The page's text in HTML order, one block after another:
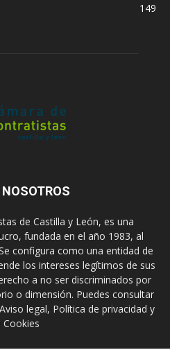
149
NOSOTROS
de Castilla y León, es una
fundada en el año 1983, al
configura como una entidad de
los intereses legítimos de sus
a no ser discriminados por
o dimensión. Puedes consultar
legal, Política de privacidad y
Cookies